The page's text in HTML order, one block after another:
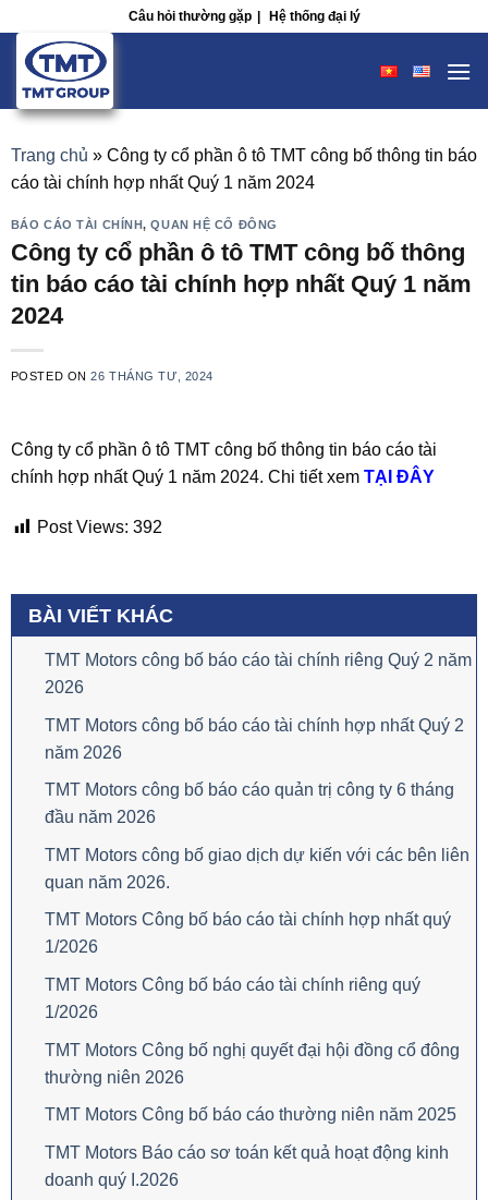
content
Câu hỏi thường gặp | Hệ thống đại lý
Trang chủ » Công ty cổ phần ô tô TMT công bố thông tin báo
cáo tài chính hợp nhất Quý 1 năm 2024
BÁO CÁO TÀI CHÍNH,QUAN HỆ CỔ ĐÔNG
Công ty cổ phần ô tô TMT công bố thông
tin báo cáo tài chính hợp nhất Quý 1 năm
2024
POSTED ON26 THÁNG TƯ, 2024
Công ty cổ phần ô tô TMT công bố thông tin báo cáo tài
chính hợp nhất Quý 1 năm 2024. Chi tiết xem TẠI ĐÂY
Post Views: 392
BÀI VIẾT KHÁC
TMT Motors công bố báo cáo tài chính riêng Quý 2 năm
2026
TMT Motors công bố báo cáo tài chính hợp nhất Quý 2
năm 2026
TMT Motors công bố báo cáo quản trị công ty 6 tháng
đầu năm 2026
TMT Motors công bố giao dịch dự kiến với các bên liên
quan năm 2026.
TMT Motors Công bố báo cáo tài chính hợp nhất quý
1/2026
TMT Motors Công bố báo cáo tài chính riêng quý
1/2026
TMT Motors Công bố nghị quyết đại hội đồng cổ đông
thường niên 2026
TMT Motors Công bố báo cáo thường niên năm 2025
TMT Motors Báo cáo sơ toán kết quả hoạt động kinh
doanh quý I.2026